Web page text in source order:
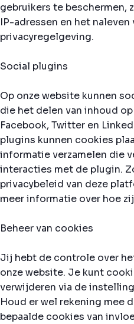
gebruikers te beschermen,
IP-adressen en het naleven
privacyregelgeving.
Social plugins
Op onze website kunnen
die het delen van inhoud
Facebook, Twitter en
plugins kunnen cookies
informatie verzamelen die
interacties met de plugin.
privacybeleid van deze
meer informatie over hoe
Beheer van cookies
Jij hebt de controle over
onze website. Je kunt
verwijderen via de
Houd er wel rekening mee
bepaalde cookies van